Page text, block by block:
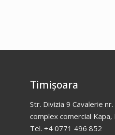
Timișoara
Str. Divizia 9 Cavalerie nr.
complex comercial Kapa,
Tel. +4 0771 496 852